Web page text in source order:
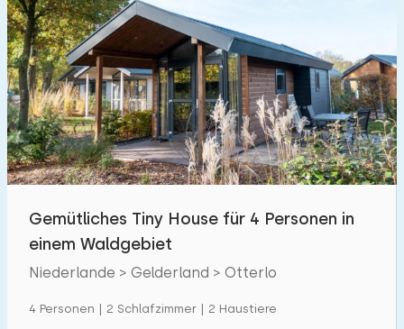
Gemütliches Tiny House für 4 Personen in
einem Waldgebiet
Niederlande > Gelderland > Otterlo
4 Personen | 2 Schlafzimmer | 2 Haustiere